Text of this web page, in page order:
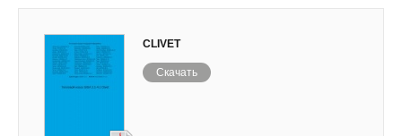
CLIVET
Скачать